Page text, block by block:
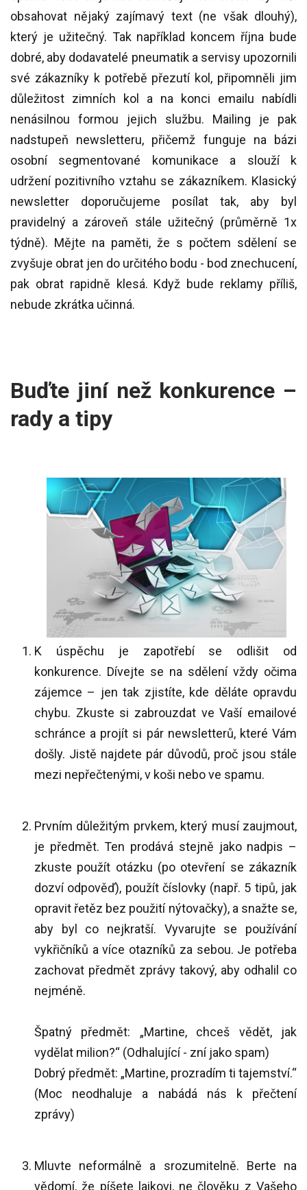
obsahovat nějaký zajímavý text (ne však dlouhý),
který je užitečný. Tak například koncem října bude
dobré, aby dodavatelé pneumatik a servisy upozornili
své zákazníky k potřebě přezutí kol, připomněli jim
důležitost zimních kol a na konci emailu nabídli
nenásilnou formou jejich službu. Mailing je pak
nadstupeň newsletteru, přičemž funguje na bázi
osobní segmentované komunikace a slouží k
udržení pozitivního vztahu se zákazníkem. Klasický
newsletter doporučujeme posílat tak, aby byl
pravidelný a zároveň stále užitečný (průměrně 1x
týdně). Mějte na paměti, že s počtem sdělení se
zvyšuje obrat jen do určitého bodu - bod znechucení,
pak obrat rapidně klesá. Když bude reklamy příliš,
nebude zkrátka učinná.
Buďte jiní než konkurence –
rady a tipy
K úspěchu je zapotřebí se odlišit od
konkurence. Dívejte se na sdělení vždy očima
zájemce – jen tak zjistíte, kde děláte opravdu
chybu. Zkuste si zabrouzdat ve Vaší emailové
schránce a projít si pár newsletterů, které Vám
došly. Jistě najdete pár důvodů, proč jsou stále
mezi nepřečtenými, v koši nebo ve spamu.
Prvním důležitým prvkem, který musí zaujmout,
je předmět. Ten prodává stejně jako nadpis –
zkuste použít otázku (po otevření se zákazník
dozví odpověď), použít číslovky (např. 5 tipů, jak
opravit řetěz bez použití nýtovačky), a snažte se,
aby byl co nejkratší. Vyvarujte se používání
vykřičníků a více otazníků za sebou. Je potřeba
zachovat předmět zprávy takový, aby odhalil co
nejméně.
Špatný předmět: „Martine, chceš vědět, jak
vydělat milion?“ (Odhalující - zní jako spam)
Dobrý předmět: „Martine, prozradím ti tajemství.“
(Moc neodhaluje a nabádá nás k přečtení
zprávy)
Mluvte neformálně a srozumitelně. Berte na
vědomí, že píšete laikovi, ne člověku z Vašeho